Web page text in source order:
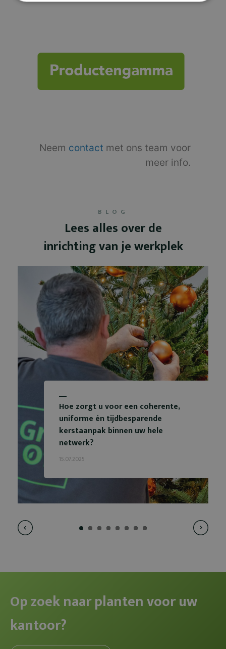
Neem contact met ons team voor
meer info.
BLOG
Lees alles over de
inrichting van je werkplek
Hoe zorgt u voor een coherente,
uniforme én tijdbesparende
kerstaanpak binnen uw hele
netwerk?
15.07.2025
Op zoek naar planten voor uw
kantoor?